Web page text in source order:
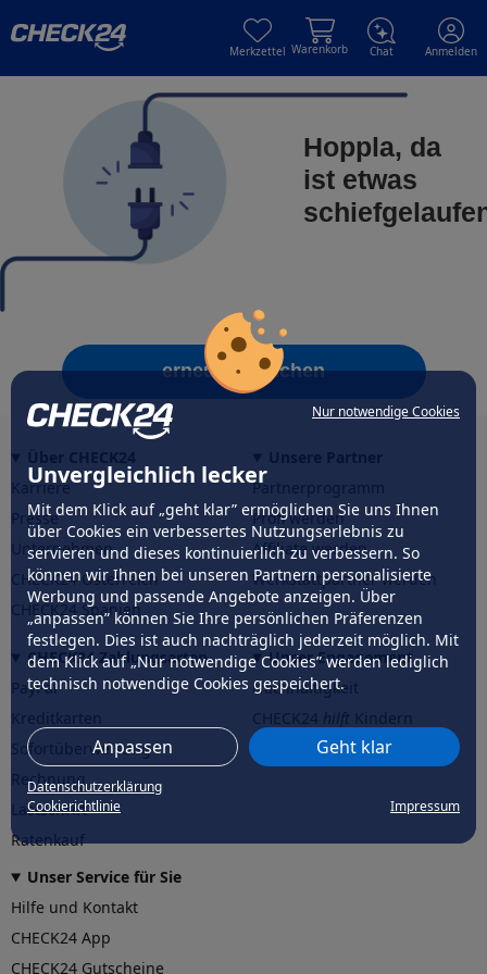
Nur notwendige Cookies
Unvergleichlich lecker
Mit dem Klick auf „geht klar” ermöglichen Sie uns Ihnen
über Cookies ein verbessertes Nutzungserlebnis zu
servieren und dieses kontinuierlich zu verbessern. So
können wir Ihnen bei unseren Partnern personalisierte
Werbung und passende Angebote anzeigen. Über
„anpassen” können Sie Ihre persönlichen Präferenzen
festlegen. Dies ist auch nachträglich jederzeit möglich. Mit
dem Klick auf „Nur notwendige Cookies” werden lediglich
technisch notwendige Cookies gespeichert.
Anpassen Geht klar
Datenschutzerklärung
Cookierichtlinie
Impressum
Merkzettel Warenkorb Chat Anmelden
Hoppla, da
ist etwas
erneut versuchen
Karriere
Presse
Unternehmen
CHECK24 Österreich
CHECK24 Spanien
Partnerprogramm
Profi werden
Affiliate werden
Werkstattpartner werden
CHECK24 Zahlungsarten
PayPal
Sofortüberweisung
Rechnung
Lastschrift
Ratenkauf
Unser Engagement
Nachhaltigkeit
CHECK24hilftder Natur
Unser Service für Sie
Hilfe und Kontakt
CHECK24 App
CHECK24 Gutscheine